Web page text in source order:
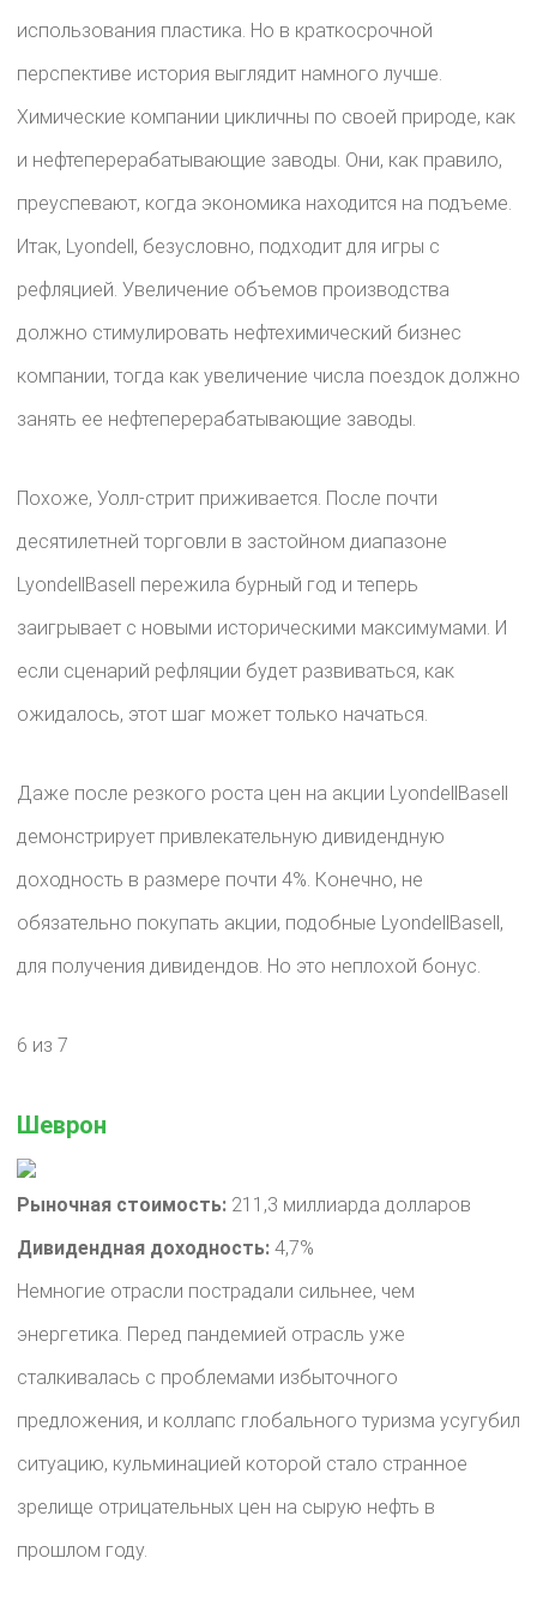
использования пластика. Но в краткосрочной
перспективе история выглядит намного лучше.
Химические компании цикличны по своей природе, как
и нефтеперерабатывающие заводы. Они, как правило,
преуспевают, когда экономика находится на подъеме.
Итак, Lyondell, безусловно, подходит для игры с
рефляцией. Увеличение объемов производства
должно стимулировать нефтехимический бизнес
компании, тогда как увеличение числа поездок должно
занять ее нефтеперерабатывающие заводы.
Похоже, Уолл-стрит приживается. После почти
десятилетней торговли в застойном диапазоне
LyondellBasell пережила бурный год и теперь
заигрывает с новыми историческими максимумами. И
если сценарий рефляции будет развиваться, как
ожидалось, этот шаг может только начаться.
Даже после резкого роста цен на акции LyondellBasell
демонстрирует привлекательную дивидендную
доходность в размере почти 4%. Конечно, не
обязательно покупать акции, подобные LyondellBasell,
для получения дивидендов. Но это неплохой бонус.
6 из 7
Шеврон
Рыночная стоимость: 211,3 миллиарда долларов
Дивидендная доходность: 4,7%
Немногие отрасли пострадали сильнее, чем
энергетика. Перед пандемией отрасль уже
сталкивалась с проблемами избыточного
предложения, и коллапс глобального туризма усугубил
ситуацию, кульминацией которой стало странное
зрелище отрицательных цен на сырую нефть в
прошлом году.